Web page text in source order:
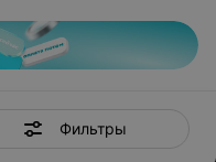
Фильтры